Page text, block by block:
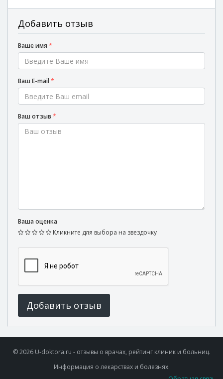
Добавить отзыв
Ваше имя *
Ваш E-mail*
Ваш отзыв *
Ваша оценка
Кликните для выбора на звездочку
Добавить отзыв
© 2026 U-doktora.ru - отзывы о врачах, рейтинг клиник и больниц.
Информация о лекарствах и болезнях.